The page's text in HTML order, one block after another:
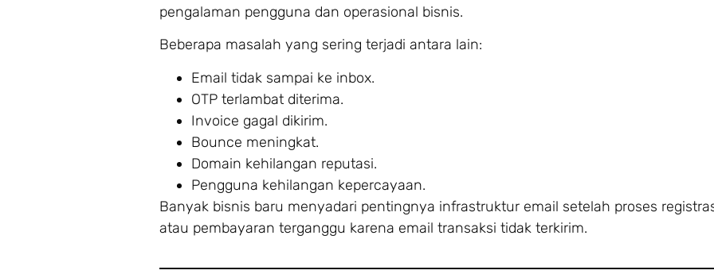
pengalaman pengguna dan operasional bisnis.
Beberapa masalah yang sering terjadi antara lain:
Email tidak sampai ke inbox.
OTP terlambat diterima.
Invoice gagal dikirim.
Bounce meningkat.
Domain kehilangan reputasi.
Pengguna kehilangan kepercayaan.
Banyak bisnis baru menyadari pentingnya infrastruktur email setelah proses
atau pembayaran terganggu karena email transaksi tidak terkirim.